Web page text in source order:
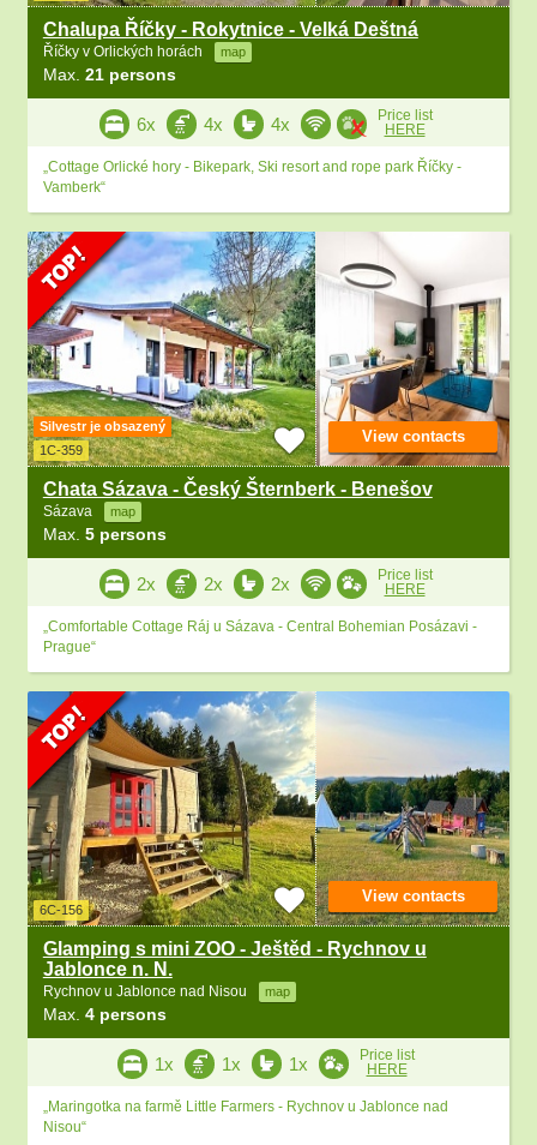
Chalupa Říčky - Rokytnice - Velká Deštná
Říčky v Orlických horách map
Max. 21 persons
6x 4x 4x
Price list
HERE
„Cottage Orlické hory - Bikepark, Ski resort and rope park Říčky -
Vamberk“
Silvestr je obsazený
1C-359
Chata Sázava - Český Šternberk - Benešov
Sázava map
Max. 5 persons
View contacts
2x 2x 2x
Price list
HERE
„Comfortable Cottage Ráj u Sázava - Central Bohemian Posázavi -
Prague“
6C-156
Glamping s mini ZOO - Ještěd - Rychnov u
Jablonce n. N.
Rychnov u Jablonce nad Nisou map
Max. 4 persons
View contacts
1x 1x 1x
Price list
HERE
„Maringotka na farmě Little Farmers - Rychnov u Jablonce nad
Nisou“